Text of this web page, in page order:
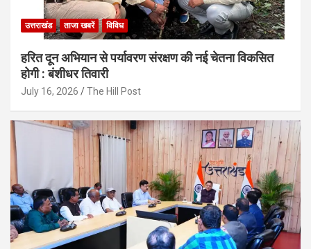
उत्तराखंड ताजा खबरें विविध
हरित दून अभियान से पर्यावरण संरक्षण की नई चेतना विकसित
होगी : बंशीधर तिवारी
July 16, 2026 The Hill Post